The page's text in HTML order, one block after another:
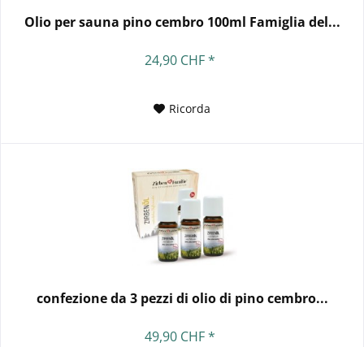
Olio per sauna pino cembro 100ml Famiglia del...
24,90 CHF *
Ricorda
confezione da 3 pezzi di olio di pino cembro...
49,90 CHF *